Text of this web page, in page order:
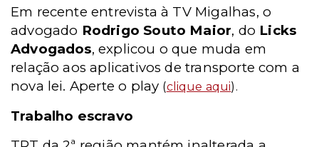
Em recente entrevista à TV Migalhas, o
advogado Rodrigo Souto Maior, do Licks
Advogados, explicou o que muda em
relação aos aplicativos de transporte com a
nova lei. Aperte o play (clique aqui).
Trabalho escravo